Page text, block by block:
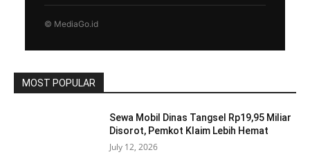
© MediaGo.id
MOST POPULAR
Sewa Mobil Dinas Tangsel Rp19,95 Miliar
Disorot, Pemkot Klaim Lebih Hemat
July 12, 2026